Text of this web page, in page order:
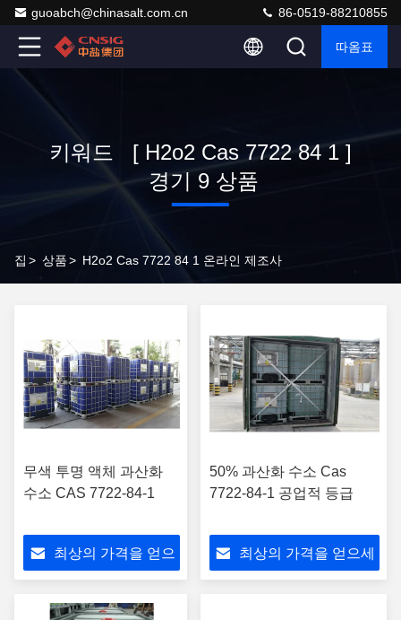
guoabch@chinasalt.com.cn 86-0519-88210855
따옴표
키워드 [ H2o2 Cas 7722 84 1 ]
경기 9 상품
집 > 상품> H2o2 Cas 7722 84 1 온라인 제조사
무색 투명 액체 과산화
수소 CAS 7722-84-1
최상의 가격을 얻으
50% 과산화 수소 Cas
7722-84-1 공업적 등급
최상의 가격을 얻으세